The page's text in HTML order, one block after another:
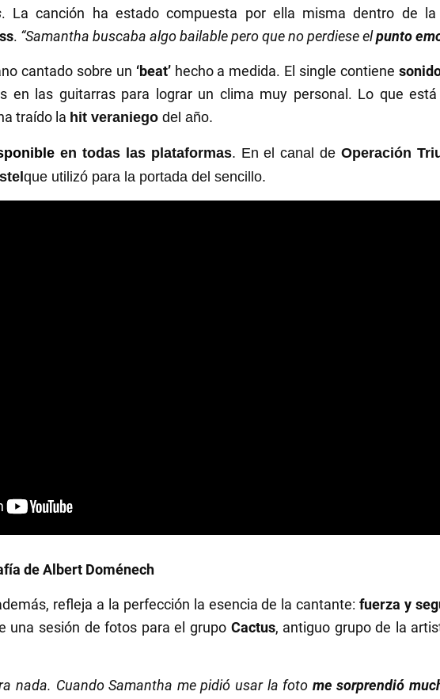
. La canción ha estado compuesta por ella misma dentro de
. “Samantha buscaba algo bailable pero que no perdiese elpunto
cantado sobre un ‘beat’ hecho a medida. El single contiene
en las guitarras para lograr un clima muy personal. Lo que
traído la hit veraniego del año.
en todas las plataformas. En el canal deOperación
que utilizó para la portada del sencillo.
de Albert Doménech
refleja a la perfección la esencia de la cantante:fuerza y
una sesión de fotos para el grupo Cactus, antiguo grupo de la
nada. Cuando Samantha me pidió usar la foto me sorprendió